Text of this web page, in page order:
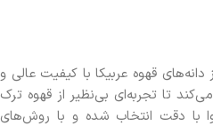
دانه‌های قهوه عربیکا با کیفیت عالی و
می‌کند تا تجربه‌ای بی‌نظیر از قهوه ترک
با دقت انتخاب شده و با روش‌های